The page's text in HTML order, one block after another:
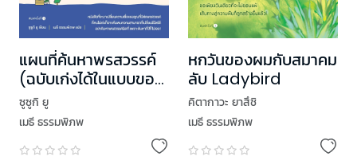
แผนที่ค้นหาพรสวรรค์
(ฉบับเก่งได้ในแบบของ
ตัวเอง)
ซูซูกิ ยู
เมธี ธรรมพิภพ
หกวันของผมกับสมาคม
ลับ Ladybird
คิตากาวะ ยาสึชิ
เมธี ธรรมพิภพ